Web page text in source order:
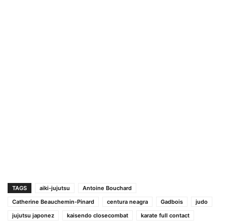
TAGS aiki-jujutsu
Antoine Bouchard
Catherine Beauchemin-Pinard
centura neagra Gadbois
judo
jujutsu japonez
kaisendo closecombat
karate full contact